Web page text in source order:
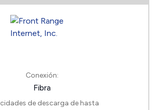
Conexión:
Fibra
de descarga de hasta